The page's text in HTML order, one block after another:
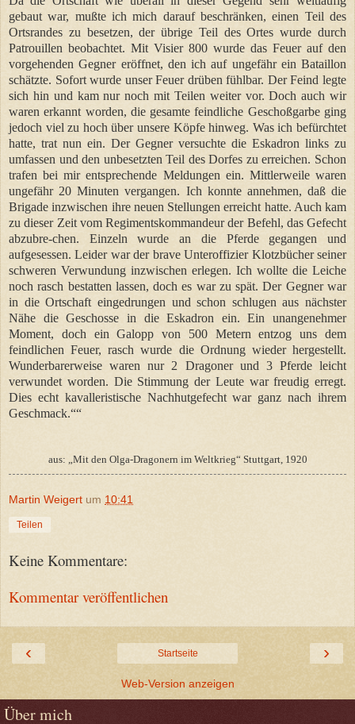
gebaut war, mußte ich mich darauf beschränken, einen Teil des
Ortsrandes zu besetzen, der übrige Teil des Ortes wurde durch
Patrouillen beobachtet. Mit Visier 800 wurde das Feuer auf den
vorgehenden Gegner eröffnet, den ich auf ungefähr ein Bataillon
schätzte. Sofort wurde unser Feuer drüben fühlbar. Der Feind legte
sich hin und kam nur noch mit Teilen weiter vor. Doch auch wir
waren erkannt worden, die gesamte feindliche Geschoßgarbe ging
jedoch viel zu hoch über unsere Köpfe hinweg. Was ich befürchtet
hatte, trat nun ein. Der Gegner versuchte die Eskadron links zu
umfassen und den unbesetzten Teil des Dorfes zu erreichen. Schon
trafen bei mir entsprechende Meldungen ein. Mittlerweile waren
ungefähr 20 Minuten vergangen. Ich konnte annehmen, daß die
Brigade inzwischen ihre neuen Stellungen erreicht hatte. Auch kam
zu dieser Zeit vom Regimentskommandeur der Befehl, das Gefecht
abzubre-chen. Einzeln wurde an die Pferde gegangen und
aufgesessen. Leider war der brave Unteroffizier Klotzbücher seiner
schweren Verwundung inzwischen erlegen. Ich wollte die Leiche
noch rasch bestatten lassen, doch es war zu spät. Der Gegner war
in die Ortschaft eingedrungen und schon schlugen aus nächster
Nähe die Geschosse in die Eskadron ein. Ein unangenehmer
Moment, doch ein Galopp von 500 Metern entzog uns dem
feindlichen Feuer, rasch wurde die Ordnung wieder hergestellt.
Wunderbarerweise waren nur 2 Dragoner und 3 Pferde leicht
verwundet worden. Die Stimmung der Leute war freudig erregt.
Dies echt kavalleristische Nachhutgefecht war ganz nach ihrem
Geschmack.““
aus: „Mit den Olga-Dragonern im Weltkrieg“ Stuttgart, 1920
Martin Weigert um 10:41
Teilen
Keine Kommentare:
Kommentar veröffentlichen
‹ ›
Startseite
Web-Version anzeigen
Über mich